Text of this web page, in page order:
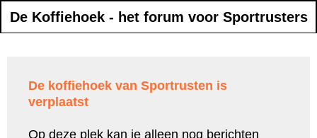
De Koffiehoek - het forum voor Sportrusters
De koffiehoek van Sportrusten is
verplaatst
Op deze plek kan je alleen nog berichten